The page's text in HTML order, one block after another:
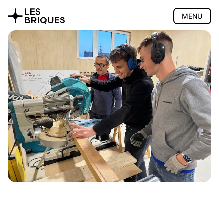
MENU
Coliving
Coworking
Salon de thé
Atelier bois
Présentation
Cours
Accompagnement
Devis
Bons cadeaux
Accès